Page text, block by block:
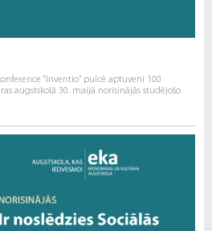
“Inventio” pulcē aptuveni 100
augstskolā 30. maijā norisinājās studējošo